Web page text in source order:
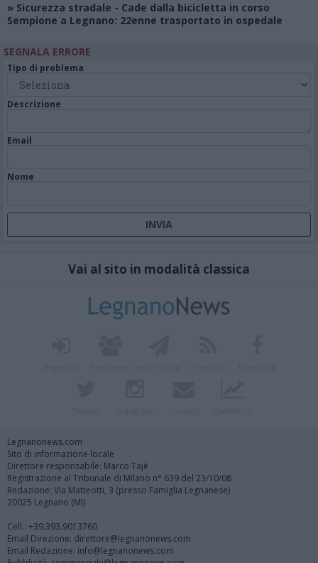
» Sicurezza stradale - Cade dalla bicicletta in corso
Sempione a Legnano: 22enne trasportato in ospedale
SEGNALA ERRORE
Tipo di problema
Descrizione
Email
Nome
Vai al sito in modalità classica
Legnanonews.com
Sito di informazione locale
Direttore responsabile: Marco Tajè
Registrazione al Tribunale di Milano n° 639 del 23/10/08
Redazione: Via Matteotti, 3 (presso Famiglia Legnanese)
20025 Legnano (MI)
Cell.: +39.393.9013760
Email Direzione: direttore@legnanonews.com
Email Redazione: info@legnanonews.com